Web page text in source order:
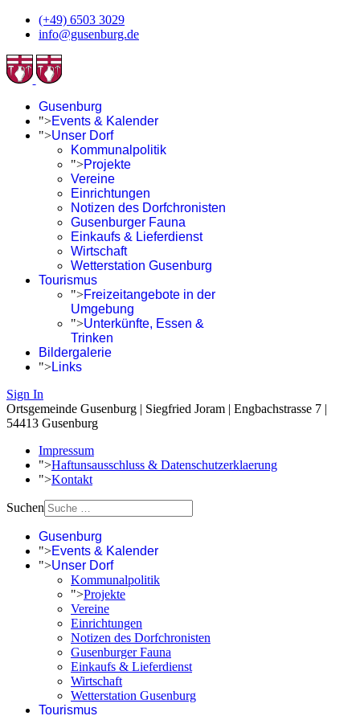
(+49) 6503 3029
info@gusenburg.de
Gusenburg
">Events & Kalender
">Unser Dorf
Kommunalpolitik
">Projekte
Vereine
Einrichtungen
Notizen des Dorfchronisten
Gusenburger Fauna
Einkaufs & Lieferdienst
Wirtschaft
Wetterstation Gusenburg
Tourismus
">Freizeitangebote in der
Umgebung
">Unterkünfte, Essen &
Trinken
Bildergalerie
">Links
Sign In
Ortsgemeinde Gusenburg | Siegfried Joram | Engbachstrasse 7 |
54413 Gusenburg
Impressum
">Haftunsausschluss & Datenschutzerklaerung
">Kontakt
Suchen
Gusenburg
">Events & Kalender
">Unser Dorf
Kommunalpolitik
">Projekte
Vereine
Einrichtungen
Notizen des Dorfchronisten
Gusenburger Fauna
Einkaufs & Lieferdienst
Wirtschaft
Wetterstation Gusenburg
Tourismus